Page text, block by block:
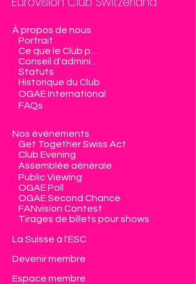
À propos de nous
Portrait
Statuts
Historique du Club
OGAE International
FAQs
Nos événements
Get Together Swiss Act
Club Evening
Assemblée générale
Public Viewing
OGAE Poll
OGAE Second Chance
FANvision Contest
Tirages de billets pour shows
La Suisse à l'ESC
Devenir membre
Espace membre